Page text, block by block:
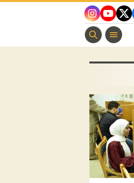
twitter
youtube
instagram
منوعات مسيحية